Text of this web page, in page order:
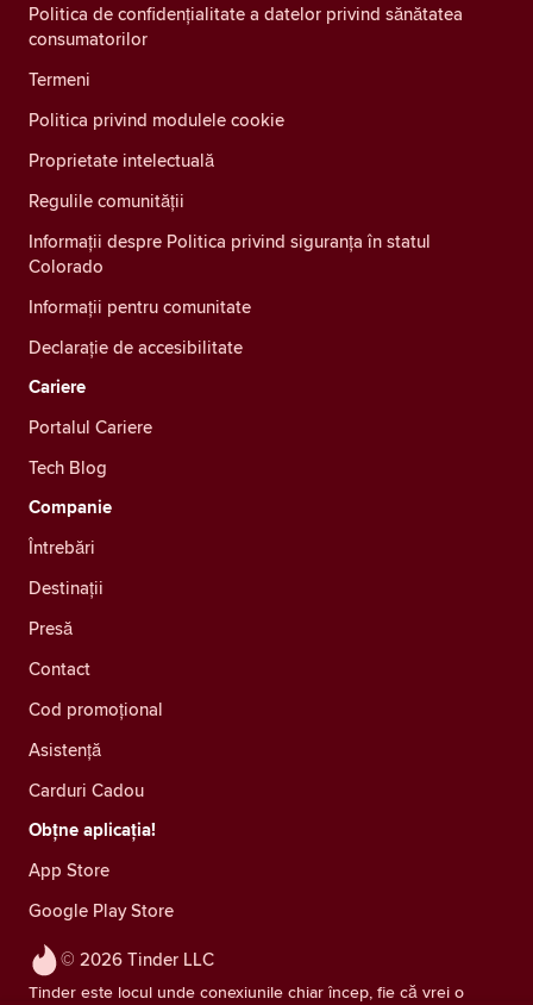
© 2026 Tinder LLC
Tinder este locul unde conexiunile chiar încep, fie că vrei o
Politica de confidențialitate a datelor privind sănătatea
consumatorilor
Termeni
Politica privind modulele cookie
Proprietate intelectuală
Regulile comunității
Informații despre Politica privind siguranța în statul
Colorado
Informații pentru comunitate
Declarație de accesibilitate
Cariere
Portalul Cariere
Tech Blog
Companie
Întrebări
Destinații
Presă
Contact
Cod promoțional
Asistență
Carduri Cadou
Obțne aplicația!
App Store
Google Play Store